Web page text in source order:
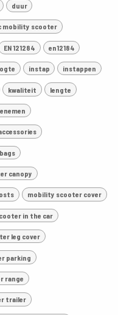
duur
mobility scooter
EN 121284 en12184
instap instappen
kwaliteit lengte
canopy
mobility scooter cover
in the car
leg cover
parking
range
trailer